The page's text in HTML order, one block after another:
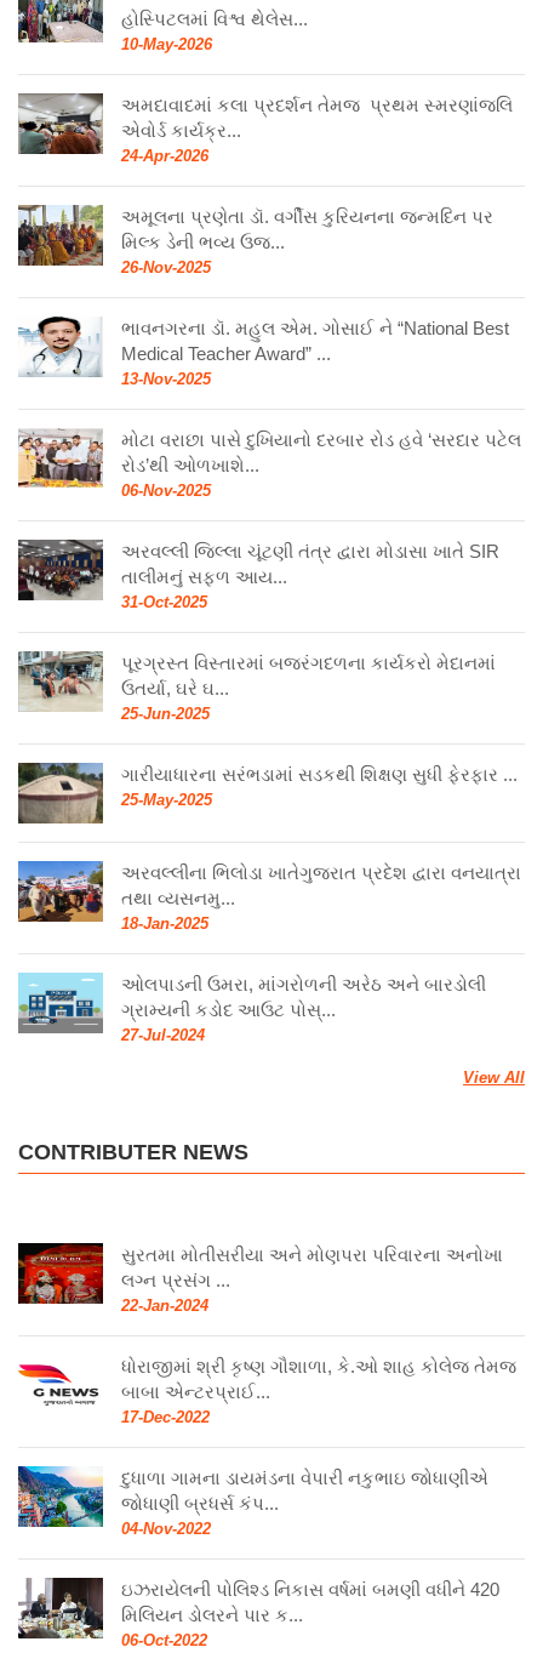
હોસ્પિટલમાં વિશ્વ થેલેસ...
10-May-2026
અમદાવાદમાં કલા પ્રદર્શન તેમજ પ્રથમ સ્મરણાંજલિ
એવોર્ડ કાર્યક્ર...
24-Apr-2026
અમૂલના પ્રણેતા ડૉ. વર્ગીસ કુરિયનના જન્મદિન પર
મિલ્ક ડેની ભવ્ય ઉજ...
26-Nov-2025
ભાવનગરના ડૉ. મહુલ એમ. ગોસાઈ ને “National Best
Medical Teacher Award” ...
13-Nov-2025
મોટા વરાછા પાસે દુખિયાનો દરબાર રોડ હવે ‘સરદાર પટેલ
રોડ’થી ઓળખાશે...
06-Nov-2025
અરવલ્લી જિલ્લા ચૂંટણી તંત્ર દ્વારા મોડાસા ખાતે SIR
તાલીમનું સફળ આય...
31-Oct-2025
પૂરગ્રસ્ત વિસ્તારમાં બજરંગદળના કાર્યકરો મેદાનમાં
ઉતર્યા, ઘરે ઘ...
25-Jun-2025
ગારીયાધારના સરંભડામાં સડકથી શિક્ષણ સુધી ફેરફાર ...
25-May-2025
અરવલ્લીના ભિલોડા ખાતેગુજરાત પ્રદેશ દ્વારા વનયાત્રા
તથા વ્યસનમુ...
18-Jan-2025
ઓલપાડની ઉમરા, માંગરોળની અરેઠ અને બારડોલી
ગ્રામ્યની કડોદ આઉટ પોસ્...
27-Jul-2024
View All
CONTRIBUTER NEWS
સુરતમા મોતીસરીયા અને મોણપરા પરિવારના અનોખા
લગ્ન પ્રસંગ ...
22-Jan-2024
ધોરાજીમાં શ્રી કૃષ્ણ ગૌશાળા, કે.ઓ શાહ કોલેજ તેમજ
બાબા એન્ટરપ્રાઈ...
17-Dec-2022
દુધાળા ગામના ડાયમંડના વેપારી નકુભાઇ જોધાણીએ
જોધાણી બ્રધર્સ કંપ...
04-Nov-2022
ઇઝરાયેલની પોલિશ્ડ નિકાસ વર્ષમાં બમણી વધીને 420
મિલિયન ડોલરને પાર ક...
06-Oct-2022